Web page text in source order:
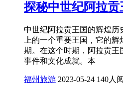
探秘中世纪阿拉贡
中世纪阿拉贡王国的辉煌历
上的一个重要王国，它的
期。在这个时期，阿拉贡王
事件和文化成就。本
福州旅游 2023-05-24 140人阅